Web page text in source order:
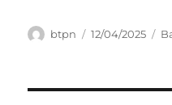
Author
btpn
Posted
12/04/2025